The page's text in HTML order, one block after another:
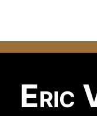
Eric